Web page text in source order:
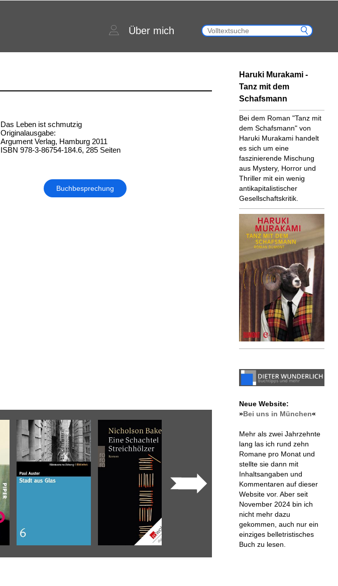
Über mich
Das Leben ist schmutzig
Originalausgabe:
Argument Verlag, Hamburg 2011
ISBN 978-3-86754-184.6, 285 Seiten
Buchbesprechung
Haruki Murakami -
Tanz mit dem
Schafsmann
Bei dem Roman "Tanz mit
dem Schafsmann" von
Haruki Murakami handelt
es sich um eine
faszinierende Mischung
aus Mystery, Horror und
Thriller mit ein wenig
antikapitalistischer
Gesellschaftskritik.
Neue Website:
»Bei uns in München«
Mehr als zwei Jahrzehnte
lang las ich rund zehn
Romane pro Monat und
stellte sie dann mit
Inhaltsangaben und
Kommentaren auf dieser
Website vor. Aber seit
November 2024 bin ich
nicht mehr dazu
gekommen, auch nur ein
einziges belletristisches
Buch zu lesen.